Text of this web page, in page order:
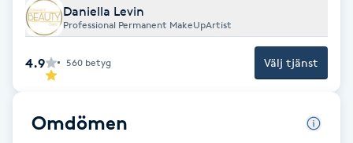
Faceliftmassage
Fet hårbotten
Daniella Levin
Professional Permanent MakeUpArtist
4.9 560 betyg Välj tjänst
Omdömen